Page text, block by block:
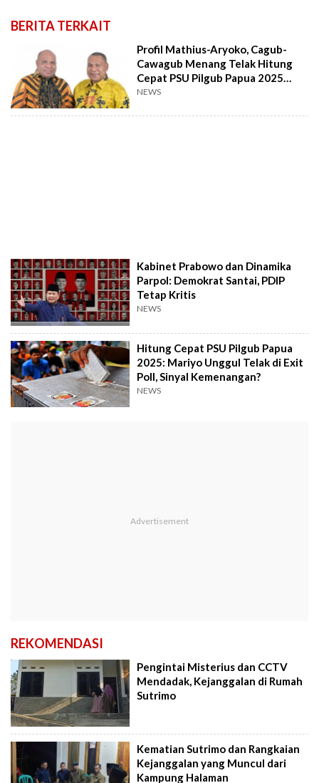
BERITA TERKAIT
Profil Mathius-Aryoko, Cagub-
Cawagub Menang Telak Hitung
Cepat PSU Pilgub Papua 2025
versi Exit Poll
NEWS
Kabinet Prabowo dan Dinamika
Parpol: Demokrat Santai, PDIP
Tetap Kritis
NEWS
Hitung Cepat PSU Pilgub Papua
2025: Mariyo Unggul Telak di Exit
Poll, Sinyal Kemenangan?
NEWS
REKOMENDASI
Pengintai Misterius dan CCTV
Mendadak, Kejanggalan di Rumah
Sutrimo
Kematian Sutrimo dan Rangkaian
Kejanggalan yang Muncul dari
Kampung Halaman